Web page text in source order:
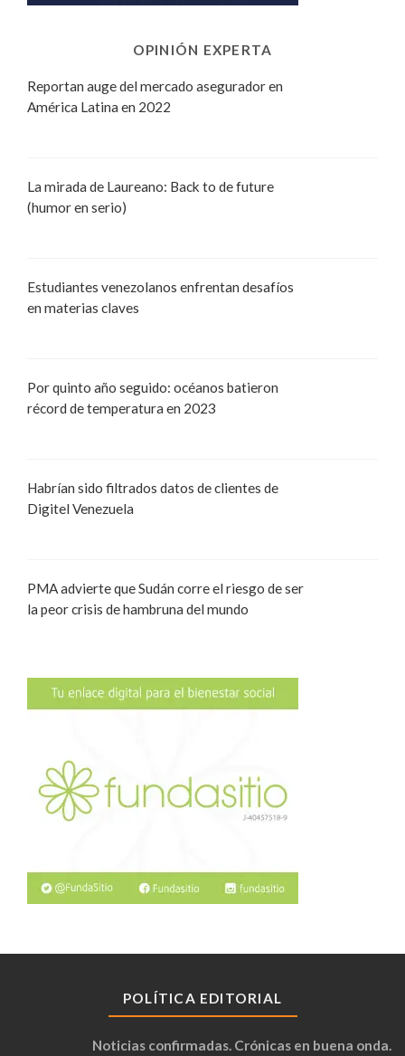
OPINIÓN EXPERTA
Reportan auge del mercado asegurador en
América Latina en 2022
La mirada de Laureano: Back to de future
(humor en serio)
Estudiantes venezolanos enfrentan desafíos
en materias claves
Por quinto año seguido: océanos batieron
récord de temperatura en 2023
Habrían sido filtrados datos de clientes de
Digitel Venezuela
PMA advierte que Sudán corre el riesgo de ser
la peor crisis de hambruna del mundo
POLÍTICA EDITORIAL
Noticias confirmadas. Crónicas en buena onda.